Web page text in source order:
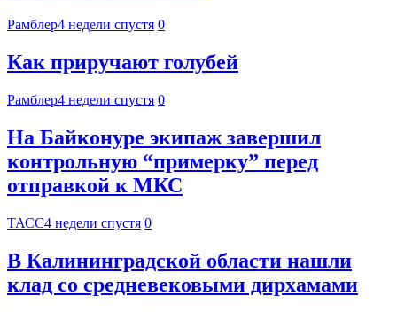
Рамблер4 недели спустя 0
Как приручают голубей
Рамблер4 недели спустя 0
На Байконуре экипаж завершил
контрольную “примерку” перед
отправкой к МКС
ТАСС4 недели спустя 0
В Калининградской области нашли
клад со средневековыми дирхамами